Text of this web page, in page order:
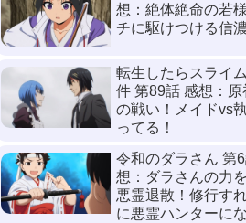
想：絶体絶命の若
チに駆けつける信
転生したらスライ
件 第89話 感想：原
の戦い！メイドvs
ってる！
令和のダラさん 第
想：ダラさんの力
悪霊退散！修行す
に悪霊ハンターに